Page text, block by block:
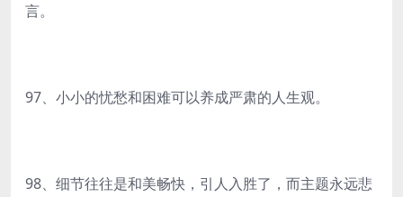
言。
97、小小的忧愁和困难可以养成严肃的人生观。
98、细节往往是和美畅快，引人入胜了，而主题永远悲